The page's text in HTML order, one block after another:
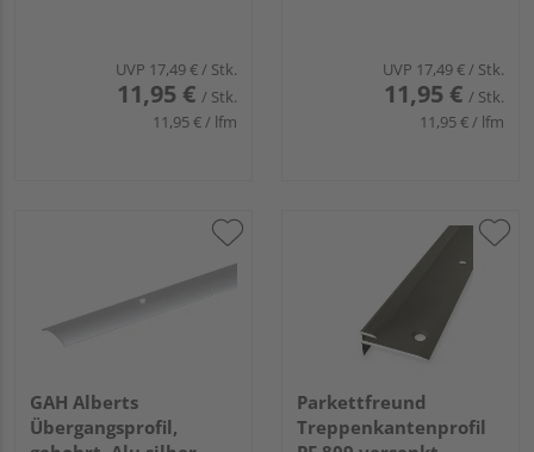
1000x45x23x2,5mm
UVP 17,49 €/ Stk.
11,95 € / Stk.
11,95 € / lfm
1000x43x23x1,8mm
UVP 17,49 €/ Stk.
11,95 € / Stk.
11,95 € / lfm
GAH Alberts
Übergangsprofil,
Parkettfreund
Treppenkantenprofil